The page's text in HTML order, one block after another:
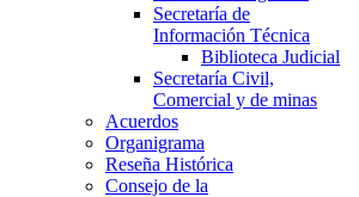
Secretaría de
Información Técnica
Biblioteca Judicial
Secretaría Civil,
Comercial y de minas
Acuerdos
Organigrama
Reseña Histórica
Consejo de la